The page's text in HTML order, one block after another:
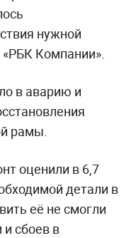
нужной
«РБК Компании».
в аварию и
рамы.
оценили в 6,7
детали в
её не смогли
и сбоев в